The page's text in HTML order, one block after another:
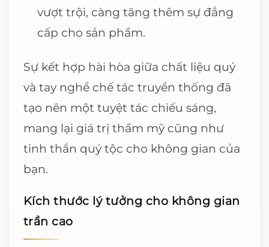
vượt trội, càng tăng thêm sự đẳng
cấp cho sản phẩm.
Sự kết hợp hài hòa giữa chất liệu quý
và tay nghề chế tác truyền thống đã
tạo nên một tuyệt tác chiếu sáng,
mang lại giá trị thẩm mỹ cũng như
tinh thần quý tộc cho không gian của
bạn.
Kích thước lý tưởng cho không gian
trần cao